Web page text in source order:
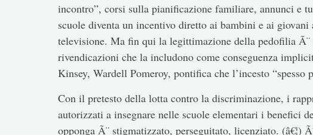
incontro”, corsi sulla pianificazione familiare, annunci e
scuole diventa un incentivo diretto ai bambini e ai
televisione. Ma fin qui la legittimazione della pedofilia Ã¨
rivendicazioni che la includono come conseguenza
Kinsey, Wardell Pomeroy, pontifica che l’incesto “spesso
Con il pretesto della lotta contro la discriminazione, i
autorizzati a insegnare nelle scuole elementari i benefici
opponga Ã¨ stigmatizzato, perseguitato, licenziato. (â€¦)